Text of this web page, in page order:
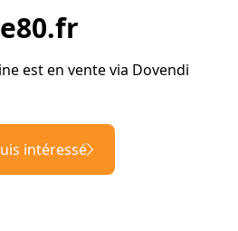
est en vente via Dovendi
intéressé